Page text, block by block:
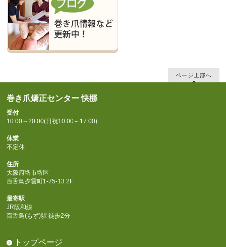
ページ上部へ
巻き爪矯正センター 快梛
受付
10:00～20:00(日祝10:00～17:00)
休業
不定休
住所
大阪府堺市堺区
百舌鳥夕雲町1-75-13 2F
最寄駅
JR阪和線
百舌鳥(もず)駅 徒歩2分
トップページ